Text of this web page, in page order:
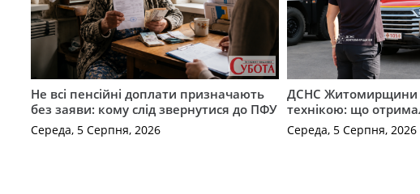
Не всі пенсійні доплати призначають
без заяви: кому слід звернутися до ПФУ
Середа, 5 Серпня, 2026
ДСНС Житомирщини
технікою: що
Середа, 5 Серпня, 2026